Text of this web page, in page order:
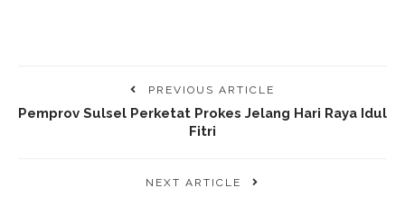
PREVIOUS ARTICLE
Pemprov Sulsel Perketat Prokes Jelang Hari Raya Idul
Fitri
NEXT ARTICLE